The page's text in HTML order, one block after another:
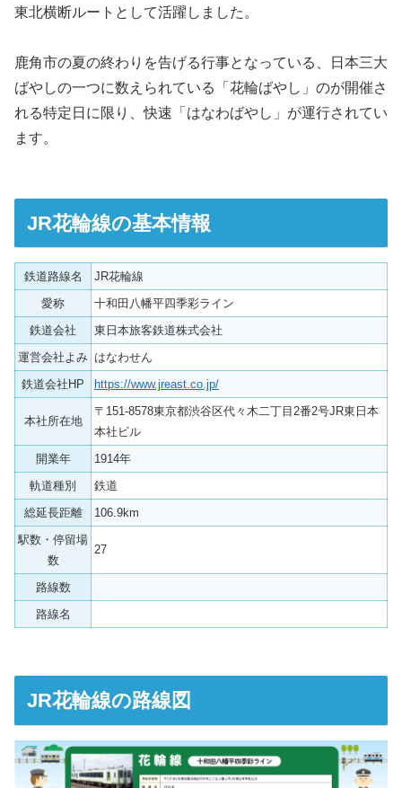
東北横断ルートとして活躍しました。
鹿角市の夏の終わりを告げる行事となっている、日本三大
ばやしの一つに数えられている「花輪ばやし」のが開催さ
れる特定日に限り、快速「はなわばやし」が運行されてい
ます。
JR花輪線の基本情報
鉄道路線名
JR花輪線
愛称
十和田八幡平四季彩ライン
鉄道会社
東日本旅客鉄道株式会社
運営会社よみ はなわせん
鉄道会社HP
https://www.jreast.co.jp/
本社所在地
〒151-8578東京都渋谷区代々木二丁目2番2号JR東日本
本社ビル
開業年
1914年
軌道種別
鉄道
総延長距離
106.9km
駅数・停留場
数
27
路線数
路線名
JR花輪線の路線図